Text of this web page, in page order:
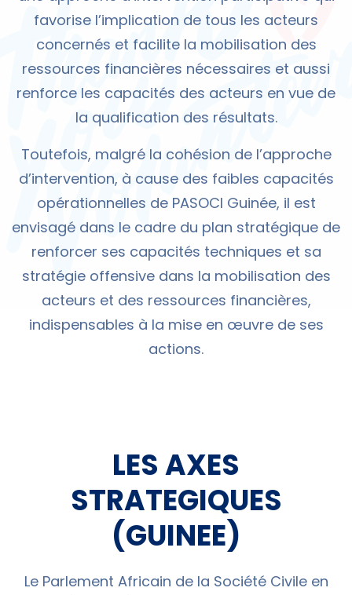
favorise l’implication de tous les acteurs
concernés et facilite la mobilisation des
ressources financières nécessaires et aussi
renforce les capacités des acteurs en vue de
la qualification des résultats.
Toutefois, malgré la cohésion de l’approche
d’intervention, à cause des faibles capacités
opérationnelles de PASOCI Guinée, il est
envisagé dans le cadre du plan stratégique de
renforcer ses capacités techniques et sa
stratégie offensive dans la mobilisation des
acteurs et des ressources financières,
indispensables à la mise en œuvre de ses
actions.
LES AXES
STRATEGIQUES
(GUINEE)
Le Parlement Africain de la Société Civile en